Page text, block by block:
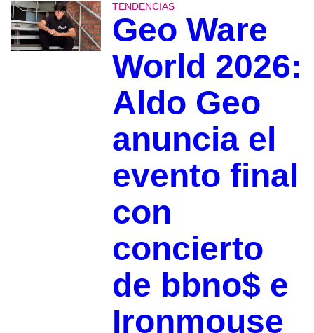
TENDENCIAS
Geo Ware
World 2026:
Aldo Geo
anuncia el
evento final
con
concierto
de bbno$ e
Ironmouse